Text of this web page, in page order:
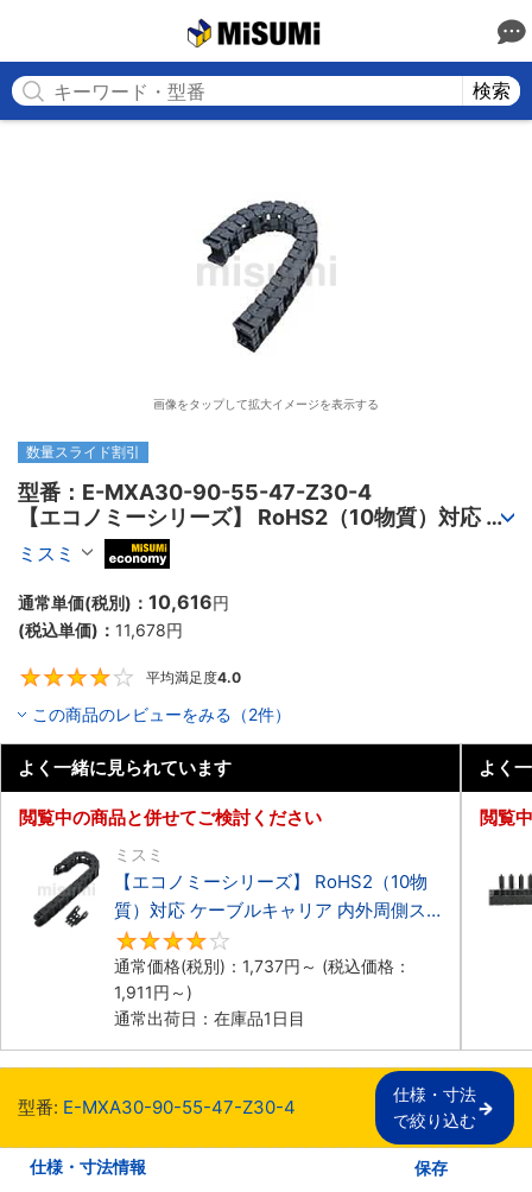
検索
画像をタップして拡大イメージを表示する
数量スライド割引
型番：E-MXA30-90-55-47-Z30-4
【エコノミーシリーズ】 RoHS2（10物質）対応 ケ
ーブルキャリア 低発塵・低騒音タイプ
ミスミ
通常単価(税別)： 10,616円
(税込単価)： 11,678円
平均満足度4.0
この商品のレビューをみる（2件）
よく一緒に見られています
閲覧中の商品と併せてご検討ください
ミスミ
【エコノミーシリーズ】 RoHS2（10物
質）対応 ケーブルキャリア 内外周側ス
ナップ開閉タイプ
通常価格(税別)： 1,737円 ～ (税込価格：
1,911円 ～)
通常出荷日：在庫品1日目
よく
閲覧
型番: E-MXA30-90-55-47-Z30-4
仕様・寸法
で絞り込む
仕様・寸法情報 保存